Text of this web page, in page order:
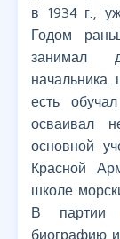
в 1934 г.,
Годом
занимал
есть
осваивал
основной
Красной
школе
В партии
биографию